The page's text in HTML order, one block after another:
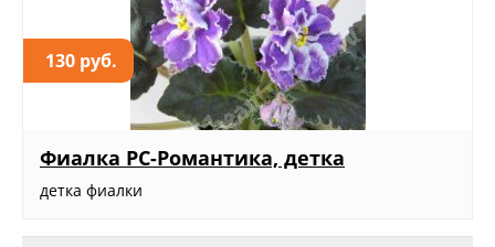
130 руб.
Фиалка РС-Романтика, детка
детка фиалки